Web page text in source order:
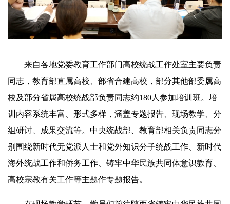
来自各地党委教育工作部门高校统战工作处室主要负责
同志，教育部直属高校、部省合建高校，部分其他部委属高
校及部分省属高校统战部负责同志约180人参加培训班。培
训内容系统丰富、形式多样，涵盖专题报告、现场教学、分
组研讨、成果交流等。中央统战部、教育部相关负责同志分
别围绕新时代无党派人士和党外知识分子统战工作、新时代
海外统战工作和侨务工作、铸牢中华民族共同体意识教育、
高校宗教有关工作等主题作专题报告。